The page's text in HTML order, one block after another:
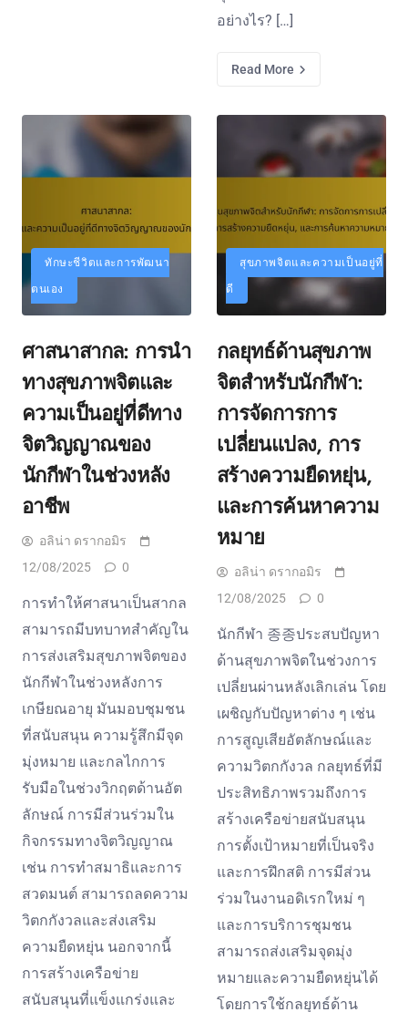
อย่างไร? […]
Read More
ทักษะชีวิตและการพัฒนา
ตนเอง
ศาสนาสากล: การนำ
ทางสุขภาพจิตและ
ความเป็นอยู่ที่ดีทาง
จิตวิญญาณของ
นักกีฬาในช่วงหลัง
อาชีพ
อลิน่า ดรากอมิร
12/08/2025
0
การทำให้ศาสนาเป็นสากล
สามารถมีบทบาทสำคัญใน
การส่งเสริมสุขภาพจิตของ
นักกีฬาในช่วงหลังการ
เกษียณอายุ มันมอบชุมชน
ที่สนับสนุน ความรู้สึกมีจุด
มุ่งหมาย และกลไกการ
รับมือในช่วงวิกฤตด้านอัต
ลักษณ์ การมีส่วนร่วมใน
กิจกรรมทางจิตวิญญาณ
เช่น การทำสมาธิและการ
สวดมนต์ สามารถลดความ
วิตกกังวลและส่งเสริม
ความยืดหยุ่น นอกจากนี้
การสร้างเครือข่าย
สนับสนุนที่แข็งแกร่งและ
สุขภาพจิตและความเป็นอยู่ที่
ดี
กลยุทธ์ด้านสุขภาพ
จิตสำหรับนักกีฬา:
การจัดการการ
เปลี่ยนแปลง, การ
สร้างความยืดหยุ่น,
และการค้นหาความ
หมาย
อลิน่า ดรากอมิร
12/08/2025
0
นักกีฬา 종종ประสบปัญหา
ด้านสุขภาพจิตในช่วงการ
เปลี่ยนผ่านหลังเลิกเล่น โดย
เผชิญกับปัญหาต่าง ๆ เช่น
การสูญเสียอัตลักษณ์และ
ความวิตกกังวล กลยุทธ์ที่มี
ประสิทธิภาพรวมถึงการ
สร้างเครือข่ายสนับสนุน
การตั้งเป้าหมายที่เป็นจริง
และการฝึกสติ การมีส่วน
ร่วมในงานอดิเรกใหม่ ๆ
และการบริการชุมชน
สามารถส่งเสริมจุดมุ่ง
หมายและความยืดหยุ่นได้
โดยการใช้กลยุทธ์ด้าน